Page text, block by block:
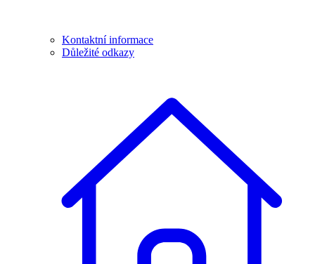
Kontaktní informace
Důležité odkazy